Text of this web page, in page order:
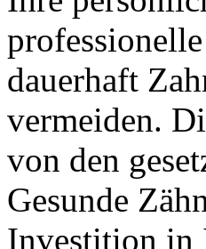
dauerhaft
vermeiden.
von den
Gesunde
Investition in